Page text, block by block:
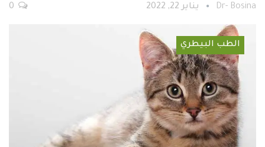
Dr- Bosina يناير 22, 2022
الطب البيطري